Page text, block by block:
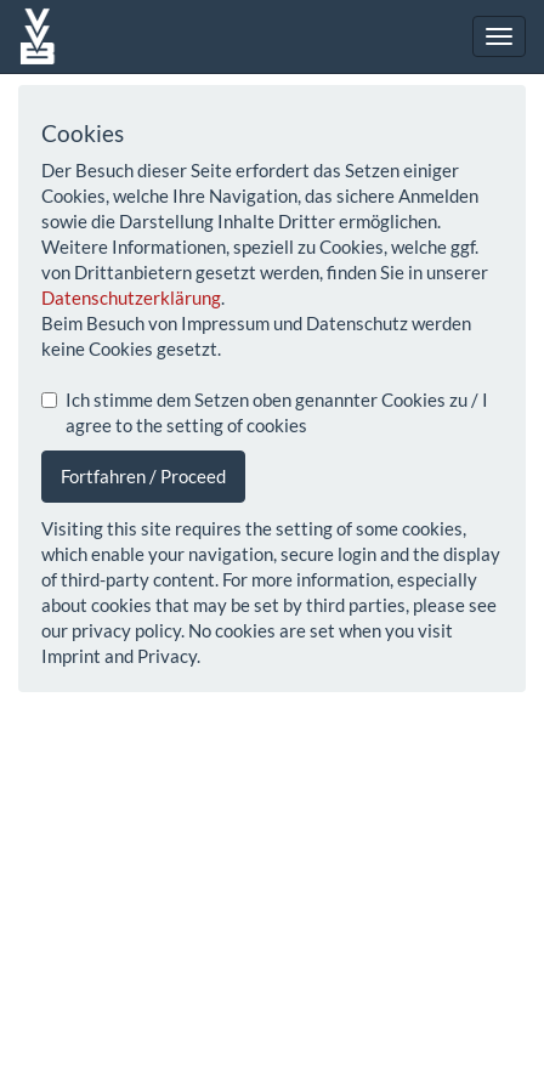
Cookies
Der Besuch dieser Seite erfordert das Setzen einiger
Cookies, welche Ihre Navigation, das sichere Anmelden
sowie die Darstellung Inhalte Dritter ermöglichen.
Weitere Informationen, speziell zu Cookies, welche ggf.
von Drittanbietern gesetzt werden, finden Sie in unserer
Datenschutzerklärung.
Beim Besuch von Impressum und Datenschutz werden
keine Cookies gesetzt.
Ich stimme dem Setzen oben genannter Cookies zu / I
agree to the setting of cookies
Fortfahren / Proceed
Visiting this site requires the setting of some cookies,
which enable your navigation, secure login and the display
of third-party content. For more information, especially
about cookies that may be set by third parties, please see
our privacy policy. No cookies are set when you visit
Imprint and Privacy.